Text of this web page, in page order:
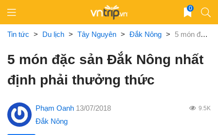
content
0
Tin tức > Du lịch > Tây Nguyên > Đắk Nông > 5 món đặc sản Đắk Nông nhất định phải thưởng thức
5 món đặc sản Đắk Nông nhất
định phải thưởng thức
Phạm Oanh 13/07/2018 9.5K
Đắk Nông